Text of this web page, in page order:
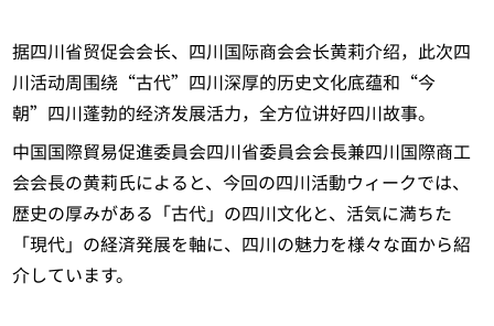
据四川省贸促会会长、四川国际商会会长黄莉介绍，此次四
川活动周围绕“古代”四川深厚的历史文化底蕴和“今
朝”四川蓬勃的经济发展活力，全方位讲好四川故事。
中国国際貿易促進委員会四川省委員会会長兼四川国際商工
会会長の黄莉氏によると、今回の四川活動ウィークでは、
歴史の厚みがある「古代」の四川文化と、活気に満ちた
「現代」の経済発展を軸に、四川の魅力を様々な面から紹
介しています。